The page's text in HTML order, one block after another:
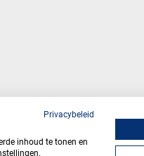
Privacybeleid
inhoud te tonen en